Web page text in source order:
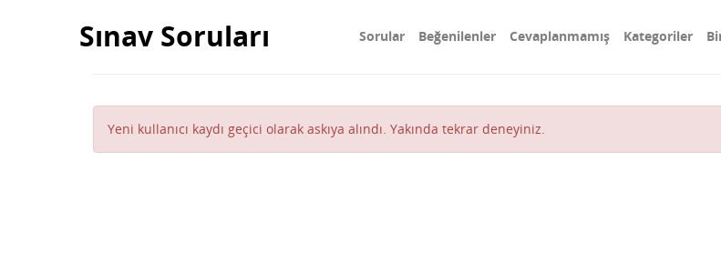
Sınav Soruları Sorular Beğenilenler Cevaplanmamış Kategoriler
Yeni kullanıcı kaydı geçici olarak askıya alındı. Yakında tekrar deneyiniz.